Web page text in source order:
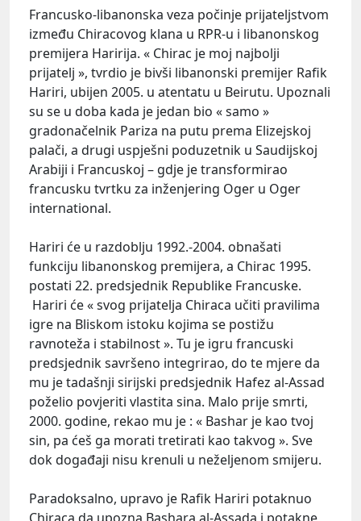
Francusko-libanonska veza počinje prijateljstvom
između Chiracovog klana u RPR-u i libanonskog
premijera Haririja. « Chirac je moj najbolji
prijatelj », tvrdio je bivši libanonski premijer Rafik
Hariri, ubijen 2005. u atentatu u Beirutu. Upoznali
su se u doba kada je jedan bio « samo »
gradonačelnik Pariza na putu prema Elizejskoj
palači, a drugi uspješni poduzetnik u Saudijskoj
Arabiji i Francuskoj – gdje je transformirao
francusku tvrtku za inženjering Oger u Oger
international.
Hariri će u razdoblju 1992.-2004. obnašati
funkciju libanonskog premijera, a Chirac 1995.
postati 22. predsjednik Republike Francuske.
Hariri će « svog prijatelja Chiraca učiti pravilima
igre na Bliskom istoku kojima se postižu
ravnoteža i stabilnost ». Tu je igru francuski
predsjednik savršeno integrirao, do te mjere da
mu je tadašnji sirijski predsjednik Hafez al-Assad
poželio povjeriti vlastita sina. Malo prije smrti,
2000. godine, rekao mu je : « Bashar je kao tvoj
sin, pa ćeš ga morati tretirati kao takvog ». Sve
dok događaji nisu krenuli u neželjenom smijeru.
Paradoksalno, upravo je Rafik Hariri potaknuo